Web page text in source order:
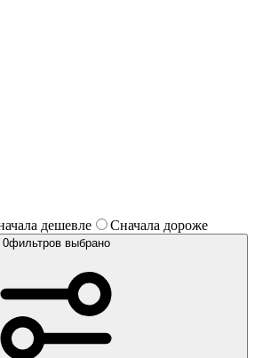
дешевле Сначала дороже
0фильтров выбрано